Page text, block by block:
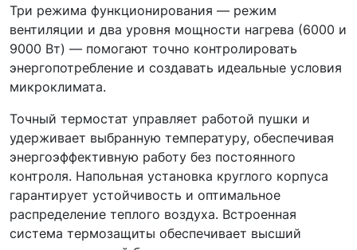
Три режима функционирования — режим
вентиляции и два уровня мощности нагрева (6000 и
9000 Вт) — помогают точно контролировать
энергопотребление и создавать идеальные условия
микроклимата.
Точный термостат управляет работой пушки и
удерживает выбранную температуру, обеспечивая
энергоэффективную работу без постоянного
контроля. Напольная установка круглого корпуса
гарантирует устойчивость и оптимальное
распределение теплого воздуха. Встроенная
система термозащиты обеспечивает высший